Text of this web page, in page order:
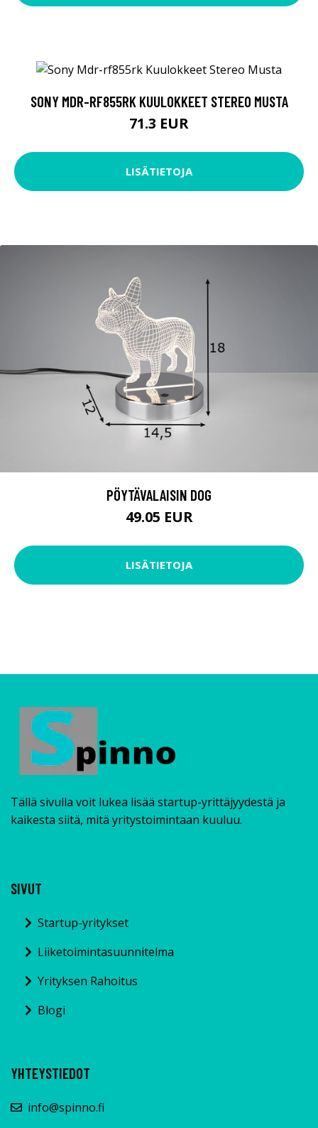
SONY MDR-RF855RK KUULOKKEET STEREO MUSTA
71.3 EUR
LISÄTIETOJA
PÖYTÄVALAISIN DOG
49.05 EUR
LISÄTIETOJA
Tällä sivulla voit lukea lisää startup-yrittäjyydestä ja
kaikesta siitä, mitä yritystoimintaan kuuluu.
SIVUT
Startup-yritykset
Liiketoimintasuunnitelma
Yrityksen Rahoitus
Blogi
YHTEYSTIEDOT
info@spinno.fi